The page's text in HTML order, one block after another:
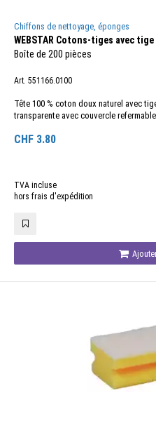
Chiffons de nettoyage, éponges
WEBSTAR Cotons-tiges avec
Boîte de 200 pièces
Art. 551166.0100
Tête 100 % coton doux naturel avec
transparente avec couvercle
CHF 3.80
TVA incluse
hors frais d'expédition